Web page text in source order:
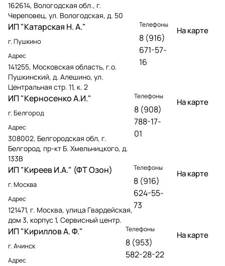
162614, Вологодская обл., г.
Череповец, ул. Вологодская, д. 50
ИП "Катарская Н. А."
г. Пушкино
Адрес
141255, Московская область, г.о.
Пушкинский, д. Алешино, ул.
Центральная стр. 11, к. 2
Телефоны
8 (916)
671-57-
16
На карте
ИП "Керносенко А.И."
г. Белгород
Адрес
308002, Белгородская обл, г.
Белгород, пр-кт Б. Хмельницкого, д.
133В
Телефоны
8 (908)
788-17-
01
На карте
ИП "Киреев И.А." (ФТ Озон)
г. Москва
Адрес
121471, г. Москва, улица Гвардейская,
дом 3, корпус 1, Сервисный центр.
Телефоны
8 (916)
624-55-
73
На карте
ИП "Кириллов А. Ф."
г. Ачинск
Адрес
Телефоны
8 (953)
582-28-22
На карте